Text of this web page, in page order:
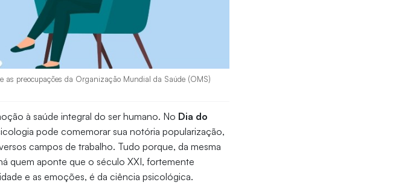
as preocupações da Organização Mundial da Saúde (OMS)
à saúde integral do ser humano. No Dia do
pode comemorar sua notória popularização,
campos de trabalho. Tudo porque, da mesma
quem aponte que o século XXI, fortemente
e as emoções, é da ciência psicológica.